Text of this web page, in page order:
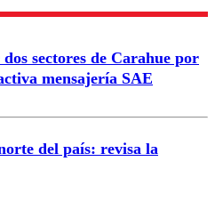
Enviar comentario
sectores de Carahue por
mensajería SAE
del país: revisa la